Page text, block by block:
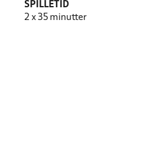
SPILLETID
2 x 35 minutter